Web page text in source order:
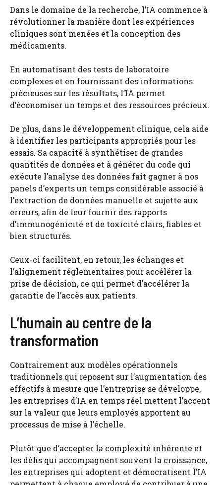
Dans le domaine de la recherche, l’IA commence à
révolutionner la manière dont les expériences
cliniques sont menées et la conception des
médicaments.
En automatisant des tests de laboratoire
complexes et en fournissant des informations
précieuses sur les résultats, l’IA permet
d’économiser un temps et des ressources précieux.
De plus, dans le développement clinique, cela aide
à identifier les participants appropriés pour les
essais. Sa capacité à synthétiser de grandes
quantités de données et à générer du code qui
exécute l’analyse des données fait gagner à nos
panels d’experts un temps considérable associé à
l’extraction de données manuelle et sujette aux
erreurs, afin de leur fournir des rapports
d’immunogénicité et de toxicité clairs, fiables et
bien structurés.
Ceux-ci facilitent, en retour, les échanges et
l’alignement réglementaires pour accélérer la
prise de décision, ce qui permet d’accélérer la
garantie de l’accès aux patients.
L’humain au centre de la
transformation
Contrairement aux modèles opérationnels
traditionnels qui reposent sur l’augmentation des
effectifs à mesure que l’entreprise se développe,
les entreprises d’IA en temps réel mettent l’accent
sur la valeur que leurs employés apportent au
processus de mise à l’échelle.
Plutôt que d’accepter la complexité inhérente et
les défis qui accompagnent souvent la croissance,
les entreprises qui adoptent et démocratisent l’IA